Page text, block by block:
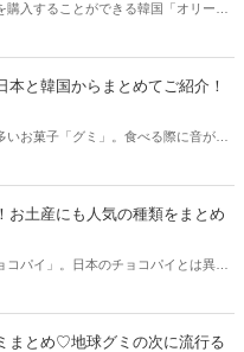
入することができる韓国「オリーブ
本と韓国からまとめてご紹介！
お菓子「グミ」。食べる際に音が出
お土産にも人気の種類をまとめ
パイ」。日本のチョコパイとは異な
まとめてチェックしていきましょう♡
まとめ♡地球グミの次に流行る